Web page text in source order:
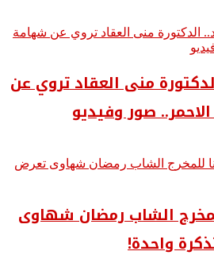
منى العقاد تروي عن
صور وفيديو
الشاب رمضان شهاوى
واحدة!